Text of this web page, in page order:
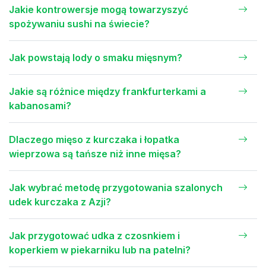
Jakie kontrowersje mogą towarzyszyć
spożywaniu sushi na świecie?
Jak powstają lody o smaku mięsnym?
Jakie są różnice między frankfurterkami a
kabanosami?
Dlaczego mięso z kurczaka i łopatka
wieprzowa są tańsze niż inne mięsa?
Jak wybrać metodę przygotowania szalonych
udek kurczaka z Azji?
Jak przygotować udka z czosnkiem i
koperkiem w piekarniku lub na patelni?